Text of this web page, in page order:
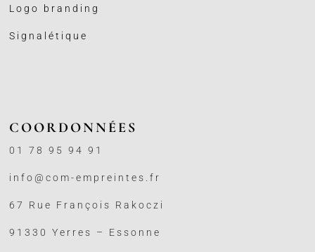
Logo branding
Signalétique
COORDONNÉES
01 78 95 94 91
info@com-empreintes.fr
67 Rue François Rakoczi
91330 Yerres – Essonne